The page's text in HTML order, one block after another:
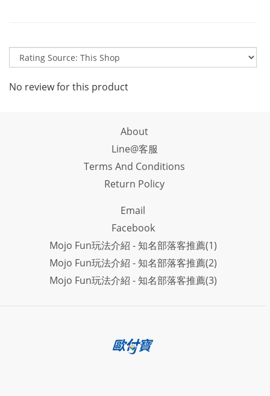
No review for this product
About
Line@客服
Terms And Conditions
Return Policy
Email
Facebook
Mojo Fun玩法介紹 - 知名部落客推薦(1)
Mojo Fun玩法介紹 - 知名部落客推薦(2)
Mojo Fun玩法介紹 - 知名部落客推薦(3)